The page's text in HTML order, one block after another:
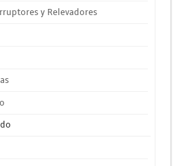
y Relevadores